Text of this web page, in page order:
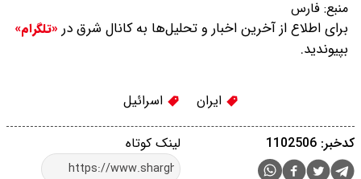
منبع: فارس
برای اطلاع از آخرین اخبار و تحلیل‌ها به کانال شرق در «تلگرام»
بپیوندید.
ایران اسرائیل
لینک کوتاه کدخبر: 1102506